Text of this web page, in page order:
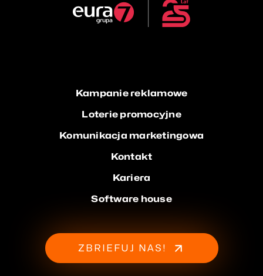
Kampanie reklamowe
Loterie promocyjne
Komunikacja marketingowa
Kontakt
Kariera
Software house
ZBRIEFUJ NAS!